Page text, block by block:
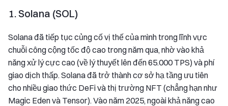
1. Solana (SOL)
Solana đã tiếp tục củng cố vị thế của mình trong lĩnh vực
chuỗi công cộng tốc độ cao trong năm qua, nhờ vào khả
năng xử lý cực cao (về lý thuyết lên đến 65.000 TPS) và phí
giao dịch thấp. Solana đã trở thành cơ sở hạ tầng ưu tiên
cho nhiều giao thức DeFi và thị trường NFT (chẳng hạn như
Magic Eden và Tensor). Vào năm 2025, ngoài khả năng cao